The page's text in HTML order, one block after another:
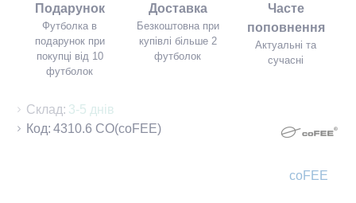
Подарунок
Футболка в
подарунок при
покупці від 10
футболок
Доставка
Безкоштовна при
купівлі більше 2
футболок
Часте
поповнення
Актуальні та
сучасні
Склад: 3-5 днів
Код: 4310.6 CO(coFEE)
coFEE